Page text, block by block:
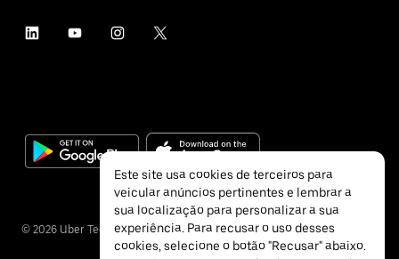
© 2026 Uber Technologies Inc.
Este site usa cookies de terceiros para
veicular anúncios pertinentes e lembrar a
sua localização para personalizar a sua
experiência. Para recusar o uso desses
cookies, selecione o botão "Recusar" abaixo.